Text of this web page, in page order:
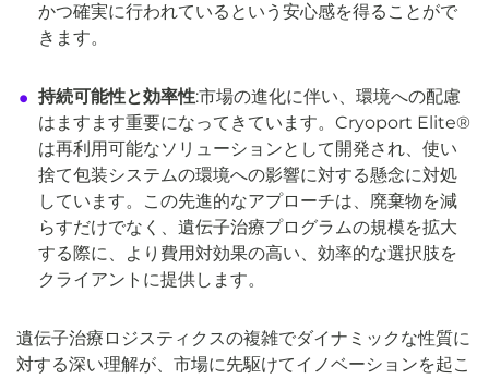
かつ確実に行われているという安心感を得ることがで
きます。
持続可能性と効率性:市場の進化に伴い、環境への配慮
はますます重要になってきています。Cryoport Elite®
は再利用可能なソリューションとして開発され、使い
捨て包装システムの環境への影響に対する懸念に対処
しています。この先進的なアプローチは、廃棄物を減
らすだけでなく、遺伝子治療プログラムの規模を拡大
する際に、より費用対効果の高い、効率的な選択肢を
クライアントに提供します。
遺伝子治療ロジスティクスの複雑でダイナミックな性質に
対する深い理解が、市場に先駆けてイノベーションを起こ